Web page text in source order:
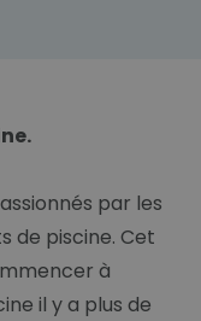
par les
de piscine. Cet
à
il y a plus de